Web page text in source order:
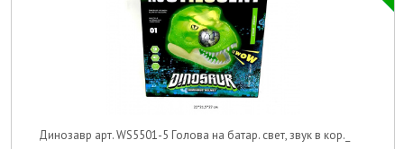
Динозавр арт. WS5501-5 Голова на батар. свет, звук в кор._